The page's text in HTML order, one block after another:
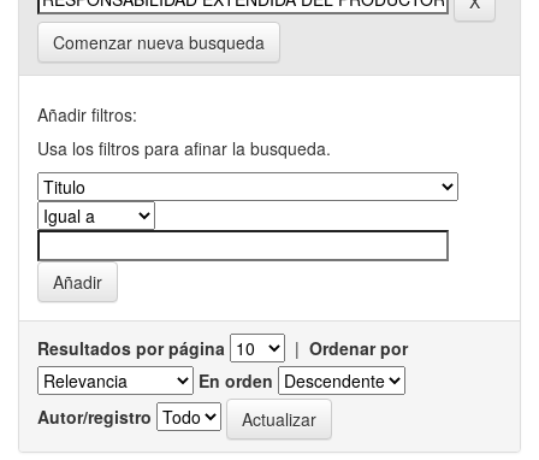
Comenzar nueva busqueda
Añadir filtros:
Usa los filtros para afinar la busqueda.
Resultados por página | Ordenar por
En orden
Autor/registro